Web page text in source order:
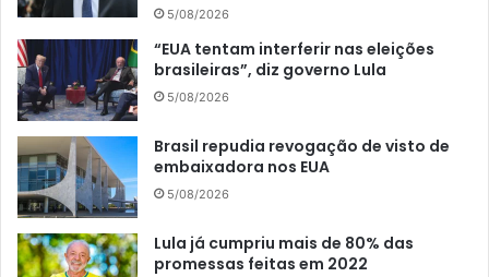
5/08/2026
“EUA tentam interferir nas eleições
brasileiras”, diz governo Lula
5/08/2026
Brasil repudia revogação de visto de
embaixadora nos EUA
5/08/2026
Lula já cumpriu mais de 80% das
promessas feitas em 2022